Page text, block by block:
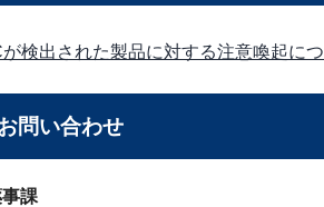
検出された製品に対する注意喚起に
問い合わせ
課